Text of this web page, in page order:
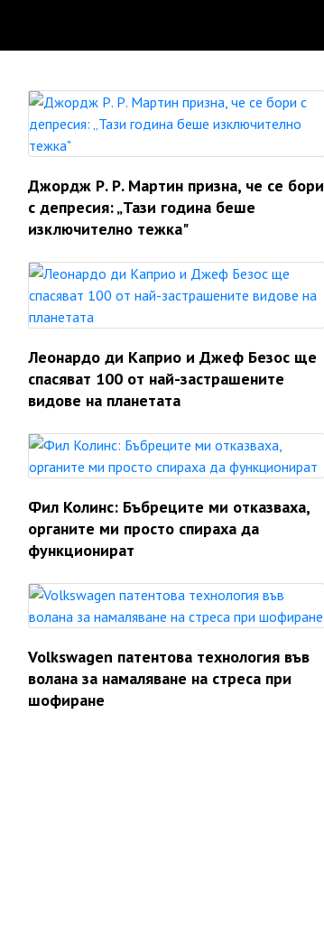
Джордж Р. Р. Мартин призна, че се бори
с депресия: „Тази година беше
изключително тежка"
Леонардо ди Каприо и Джеф Безос ще
спасяват 100 от най-застрашените
видове на планетата
Фил Колинс: Бъбреците ми отказваха,
органите ми просто спираха да
функционират
Volkswagen патентова технология във
волана за намаляване на стреса при
шофиране